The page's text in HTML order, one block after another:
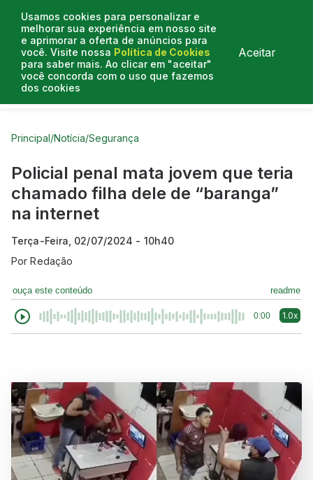
Usamos cookies para personalizar e
melhorar sua experiência em nosso site
e aprimorar a oferta de anúncios para
você. Visite nossa Política de Cookies
para saber mais. Ao clicar em "aceitar"
você concorda com o uso que fazemos
dos cookies
Aceitar
Curtas do Poder
Principal/Notícia/Segurança
Policial penal mata jovem que teria
chamado filha dele de “baranga”
na internet
Terça-Feira, 02/07/2024 - 10h40
PorRedação
ouça este conteúdo readme
0:00 1.0x